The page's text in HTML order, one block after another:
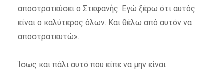
αποστρατεύσει ο Στεφανής. Εγώ ξέρω ότι αυτός
είναι ο καλύτερος όλων. Και θέλω από αυτόν να
αποστρατευτώ».
Ίσως και πάλι αυτό που είπε να μην είναι